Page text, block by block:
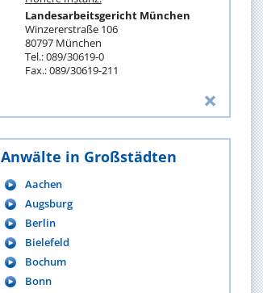
Landesarbeitsgericht München
Winzererstraße 106
80797 München
Tel.: 089/30619-0
Fax.: 089/30619-211
Anwälte in Großstädten
Aachen
Augsburg
Berlin
Bielefeld
Bochum
Bonn